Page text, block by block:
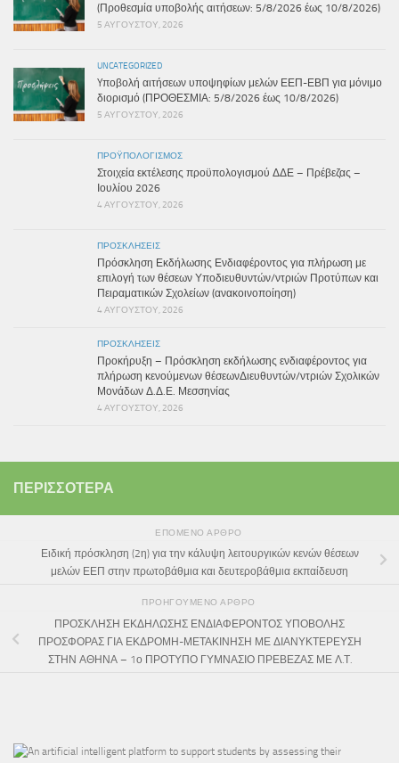
(Προθεσμία υποβολής αιτήσεων: 5/8/2026 έως 10/8/2026)
5 ΑΥΓΟΎΣΤΟΥ, 2026
UNCATEGORIZED
Yποβολή αιτήσεων υποψηφίων μελών ΕΕΠ-ΕΒΠ για μόνιμο
διορισμό (ΠΡΟΘΕΣΜΙΑ: 5/8/2026 έως 10/8/2026)
5 ΑΥΓΟΎΣΤΟΥ, 2026
ΠΡΟΫΠΟΛΟΓΙΣΜΌΣ
Στοιχεία εκτέλεσης προϋπολογισμού ΔΔΕ – Πρέβεζας –
Ιουλίου 2026
4 ΑΥΓΟΎΣΤΟΥ, 2026
ΠΡΟΣΚΛΉΣΕΙΣ
Πρόσκληση Εκδήλωσης Ενδιαφέροντος για πλήρωση με
επιλογή των θέσεων Υποδιευθυντών/ντριών Προτύπων και
Πειραματικών Σχολείων (ανακοινοποίηση)
4 ΑΥΓΟΎΣΤΟΥ, 2026
ΠΡΟΣΚΛΉΣΕΙΣ
Προκήρυξη – Πρόσκληση εκδήλωσης ενδιαφέροντος για
πλήρωση κενούμενων θέσεωνΔιευθυντών/ντριών Σχολικών
Μονάδων Δ.Δ.Ε. Μεσσηνίας
4 ΑΥΓΟΎΣΤΟΥ, 2026
ΠΕΡΙΣΣΌΤΕΡΑ
ΕΠΌΜΕΝΟ ΆΡΘΡΟ
Ειδική πρόσκληση (2η) για την κάλυψη λειτουργικών κενών θέσεων
μελών ΕΕΠ στην πρωτοβάθμια και δευτεροβάθμια εκπαίδευση
ΠΡΟΗΓΟΎΜΕΝΟ ΆΡΘΡΟ
ΠΡΟΣΚΛΗΣΗ ΕΚΔΗΛΩΣΗΣ ΕΝΔΙΑΦΕΡΟΝΤΟΣ ΥΠΟΒΟΛΗΣ
ΠΡΟΣΦΟΡΑΣ ΓΙΑ ΕΚΔΡΟΜΗ-ΜΕΤΑΚΙΝΗΣΗ ΜΕ ΔΙΑΝΥΚΤΕΡΕΥΣΗ
ΣΤΗΝ ΑΘΗΝΑ – 1ο ΠΡΟΤΥΠΟ ΓΥΜΝΑΣΙΟ ΠΡΕΒΕΖΑΣ ΜΕ Λ.Τ.